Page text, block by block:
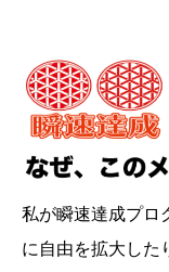
私が瞬速達成プロ
に自由を拡大した